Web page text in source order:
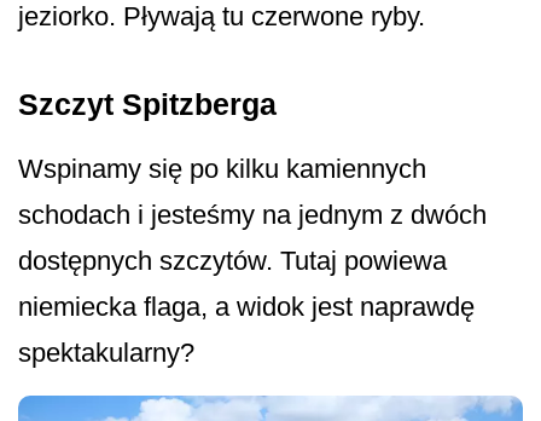
jeziorko. Pływają tu czerwone ryby.
Szczyt Spitzberga
Wspinamy się po kilku kamiennych
schodach i jesteśmy na jednym z dwóch
dostępnych szczytów. Tutaj powiewa
niemiecka flaga, a widok jest naprawdę
spektakularny?